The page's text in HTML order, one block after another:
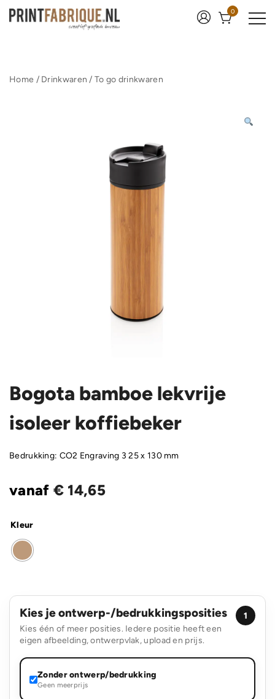
naar
0
Home / Drinkwaren /To go drinkwaren
Bogota bamboe lekvrije
isoleer koffiebeker
Bedrukking: CO2 Engraving 3 25 x 130 mm
vanaf € 14,65
Kleur
Kies je ontwerp-/bedrukkingsposities
Kies één of meer posities. Iedere positie heeft een
eigen afbeelding, ontwerpvlak, upload en prijs.
1
Zonder ontwerp/bedrukking
Geen meerprijs